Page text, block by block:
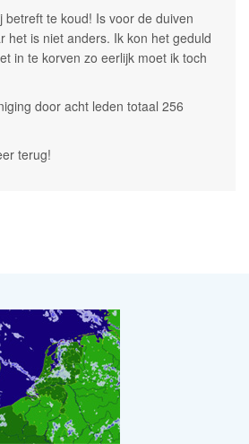
betreft te koud! Is voor de duiven
het is niet anders. Ik kon het geduld
in te korven zo eerlijk moet ik toch
door acht leden totaal 256
terug!